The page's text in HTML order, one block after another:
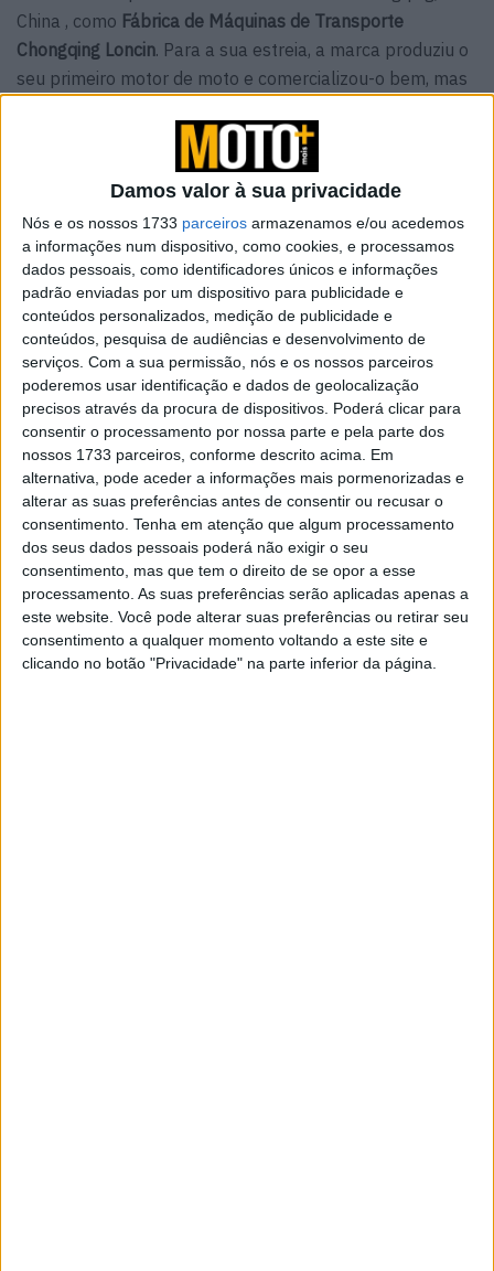
Damos valor à sua privacidade
Nós e os nossos 1733 parceiros armazenamos e/ou acedemos
a informações num dispositivo, como cookies, e processamos
dados pessoais, como identificadores únicos e informações
padrão enviadas por um dispositivo para publicidade e
conteúdos personalizados, medição de publicidade e
conteúdos, pesquisa de audiências e desenvolvimento de
serviços. Com a sua permissão, nós e os nossos parceiros
poderemos usar identificação e dados de geolocalização
precisos através da procura de dispositivos. Poderá clicar para
consentir o processamento por nossa parte e pela parte dos
nossos 1733 parceiros, conforme descrito acima. Em
alternativa, pode aceder a informações mais pormenorizadas e
alterar as suas preferências antes de consentir ou recusar o
consentimento. Tenha em atenção que algum processamento
dos seus dados pessoais poderá não exigir o seu
consentimento, mas que tem o direito de se opor a esse
processamento. As suas preferências serão aplicadas apenas a
este website. Você pode alterar suas preferências ou retirar seu
consentimento a qualquer momento voltando a este site e
clicando no botão "Privacidade" na parte inferior da página.
China , como Fábrica de Máquinas de Transporte
Chongqing Loncin. Para a sua estreia, a marca produziu o
seu primeiro motor de moto e comercializou-o bem, mas
comercializada, já sob a bandeira da Loncin.
Desde então, a empresa cresce rapidamente e em
poucos anos torna-se um grupo completo com aLoncin
General Dynamics Co., Ltd., diversificando a sua actividade
ainda em torno do transporte com a produção primeiro
de um motor automóvel a gasolina em 1998,
continuando depois a diversificar a sua produção com
mini-veículos eléctricos, drones industriais e agrícolas,